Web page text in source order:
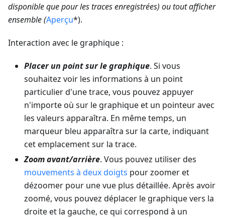
disponible que pour les traces enregistrées) ou tout afficher
ensemble (Aperçu*).
Interaction avec le graphique :
Placer un point sur le graphique. Si vous
souhaitez voir les informations à un point
particulier d'une trace, vous pouvez appuyer
n'importe où sur le graphique et un pointeur avec
les valeurs apparaîtra. En même temps, un
marqueur bleu apparaîtra sur la carte, indiquant
cet emplacement sur la trace.
Zoom avant/arrière. Vous pouvez utiliser des
mouvements à deux doigts pour zoomer et
dézoomer pour une vue plus détaillée. Après avoir
zoomé, vous pouvez déplacer le graphique vers la
droite et la gauche, ce qui correspond à un